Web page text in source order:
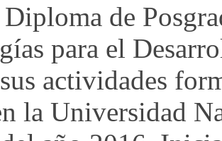
de
para el
actividades
la Universidad